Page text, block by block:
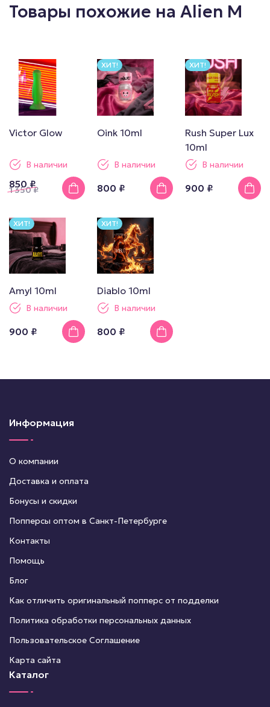
Товары похожие на Alien M
Victor Glow
В наличии
850 ₽
1 350₽
ХИТ!
Oink 10ml
В наличии
800 ₽
ХИТ!
Rush Super Lux
10ml
В наличии
900 ₽
ХИТ!
Amyl 10ml
В наличии
900 ₽
ХИТ!
Diablo 10ml
В наличии
800 ₽
Информация
О компании
Доставка и оплата
Бонусы и скидки
Попперсы оптом в Санкт-Петербурге
Контакты
Помощь
Блог
Как отличить оригинальный попперс от подделки
Политика обработки персональных данных
Пользовательское Соглашение
Карта сайта
Каталог